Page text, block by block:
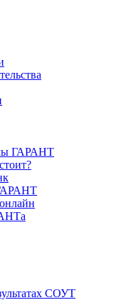
ГАРАНТ
СОУТ